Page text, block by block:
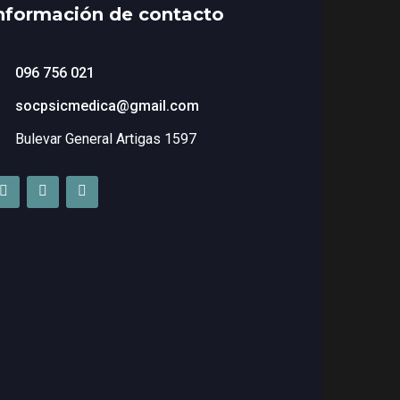
de contacto
096 756 021
socpsicmedica@gmail.com
Bulevar General Artigas 1597